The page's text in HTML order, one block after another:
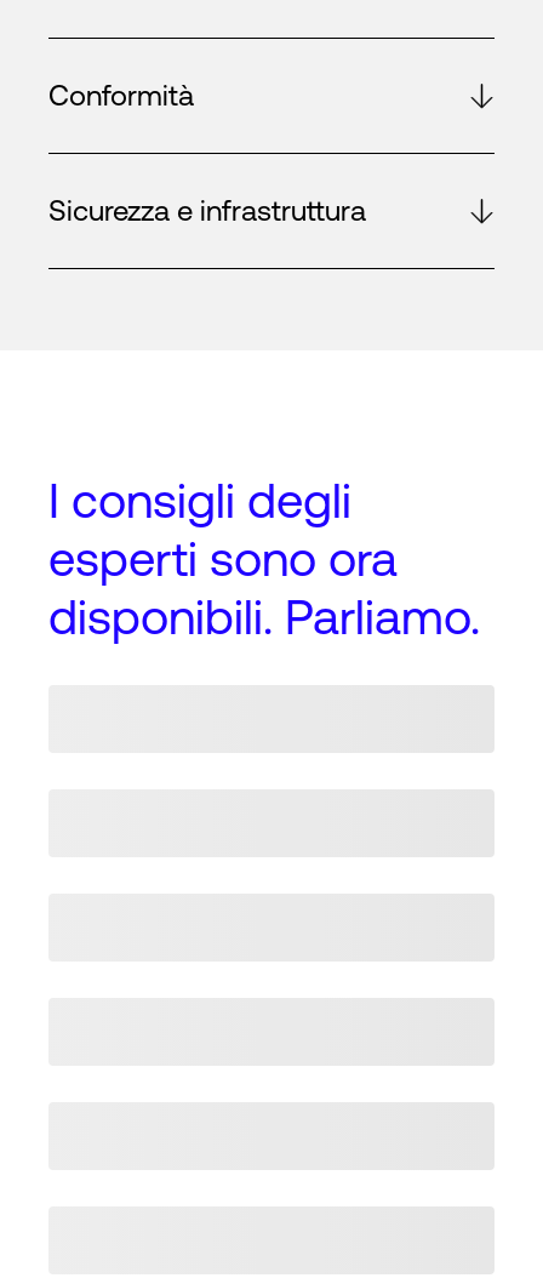
Conformità
Sicurezza e infrastruttura
I consigli degli
esperti sono ora
disponibili. Parliamo.